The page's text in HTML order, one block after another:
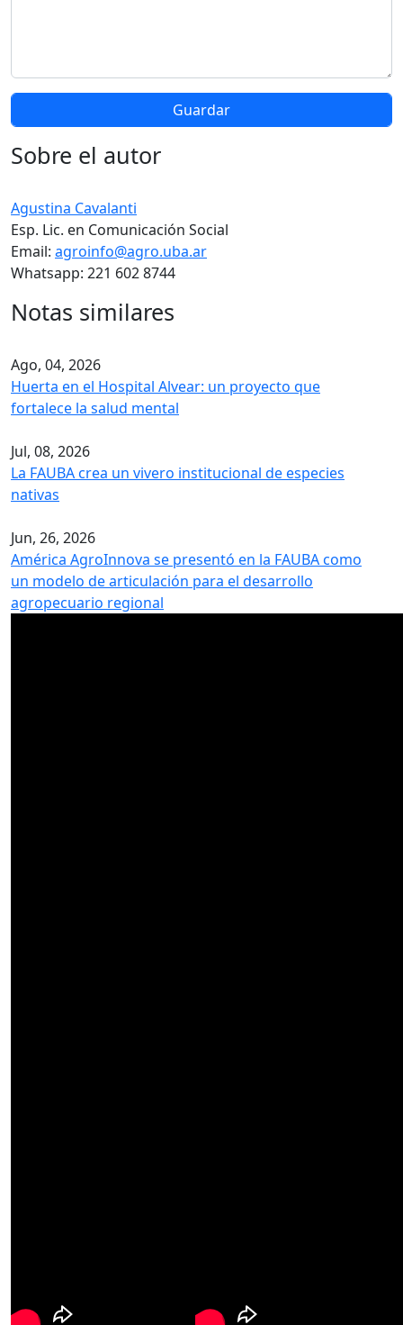
Sobre el autor
Agustina Cavalanti
Esp. Lic. en Comunicación Social
Email: agroinfo@agro.uba.ar
Whatsapp: 221 602 8744
Notas similares
Ago, 04, 2026
Huerta en el Hospital Alvear: un proyecto que
fortalece la salud mental
Jul, 08, 2026
La FAUBA crea un vivero institucional de especies
nativas
Jun, 26, 2026
América AgroInnova se presentó en la FAUBA como
un modelo de articulación para el desarrollo
agropecuario regional